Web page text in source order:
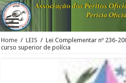
Home / LEIS / Lei Complementar nº 236-
curso superior de polícia